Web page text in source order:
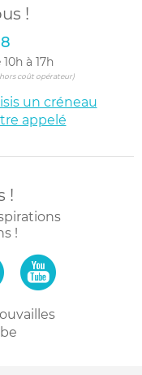
!
à 17h
coût opérateur)
un créneau
appelé
!
!